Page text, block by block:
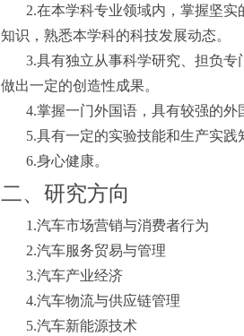
2.在本学科专业领域内，掌握坚
知识，熟悉本学科的科技发展动态。
3.具有独立从事科学研究、担负
做出一定的创造性成果。
4.掌握一门外国语，具有较强的外
5.具有一定的实验技能和生产实
6.身心健康。
二、研究方向
1.汽车市场营销与消费者行为
2.汽车服务贸易与管理
3.汽车产业经济
4.汽车物流与供应链管理
5.汽车新能源技术